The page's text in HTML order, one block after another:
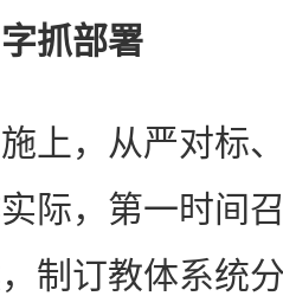
抓部署
，从严对标、
际，第一时间
制订教体系统